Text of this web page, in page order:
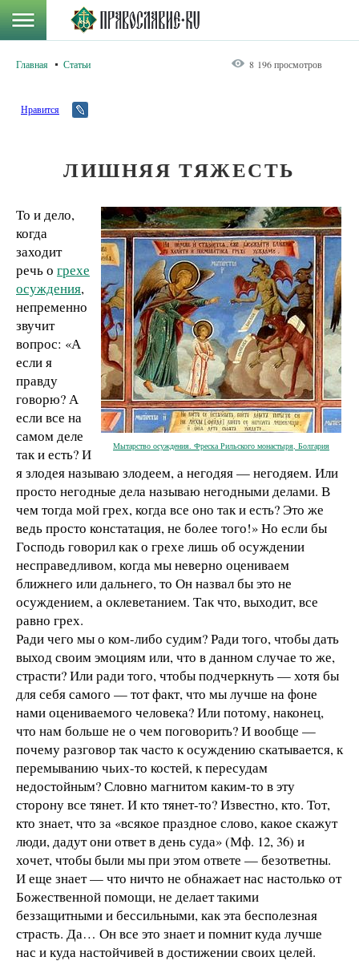
Главная Статьи 8 196 просмотров
Нравится
ЛИШНЯЯ ТЯЖЕСТЬ
Мытарство осуждения. Фреска Рильского монастыря, Болгария
То и дело,
когда
заходит
речь о грехе
осуждения,
непременно
звучит
вопрос: «А
если я
правду
говорю? А
если все на
самом деле
так и есть? И
я злодея называю злодеем, а негодяя — негодяем. Или
просто негодные дела называю негодными делами. В
чем тогда мой грех, когда все оно так и есть? Это же
ведь просто констатация, не более того!» Но если бы
Господь говорил как о грехе лишь об осуждении
несправедливом, когда мы неверно оцениваем
ближнего или дальнего, то Он назвал бы это не
осуждением, а оклеветанием. Так что, выходит, все
равно грех.
Ради чего мы о ком-либо судим? Ради того, чтобы дать
выход своим эмоциям или, что в данном случае то же,
страсти? Или ради того, чтобы подчеркнуть — хотя бы
для себя самого — тот факт, что мы лучше на фоне
нами оцениваемого человека? Или потому, наконец,
что нам больше не о чем поговорить? И вообще —
почему разговор так часто к осуждению скатывается, к
перемыванию чьих-то костей, к пересудам
недостойным? Словно магнитом каким-то в эту
сторону все тянет. И кто тянет-то? Известно, кто. Тот,
кто знает, что за «всякое праздное слово, какое скажут
люди, дадут они ответ в день суда» (Мф. 12, 36) и
хочет, чтобы были мы при этом ответе — безответны.
И еще знает — что ничто не обнажает нас настолько от
Божественной помощи, не делает такими
беззащитными и бессильными, как эта бесполезная
страсть. Да… Он все это знает и помнит куда лучше
нас и куда настойчивей в достижении своих целей.